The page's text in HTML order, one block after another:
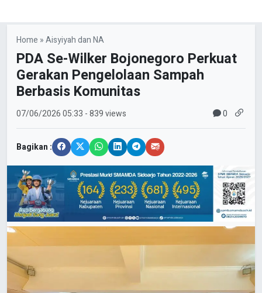
Home »Aisyiyah dan NA
PDA Se-Wilker Bojonegoro Perkuat
Gerakan Pengelolaan Sampah
Berbasis Komunitas
07/06/202605:33 - 839 views 0
Bagikan :